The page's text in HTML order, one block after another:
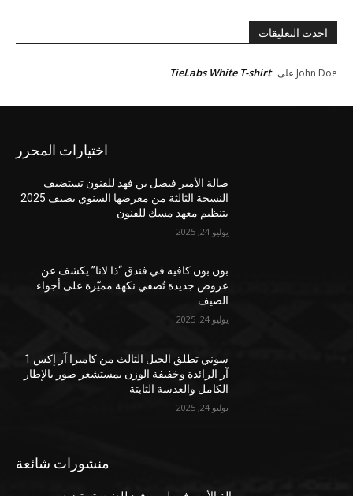
احدث التعليقات
John Doe على TieLabs White T-shirt
اختيارات المحرر
صالة الأمير فيصل بن فهد للفنون تستضيف
النسخة الثالثة من معرضها السنوي بصيف 2025
بتنظيم معهد مسك للفنون
يوليو 24, 2025
بون بون كافيه في فندق “ذا لانا” يكشف عن
عروض جديدة تُضفي نكهة مميّزة على أجواء
الصيف
يوليو 24, 2025
سوني تطلق الجيل الثالث من كاميرا آر إكس 1
آر الرائدة وخفيفة الوزن بمستشعر صور بالإطار
الكامل والعدسة الثابتة
يوليو 24, 2025
منشورات شائعة